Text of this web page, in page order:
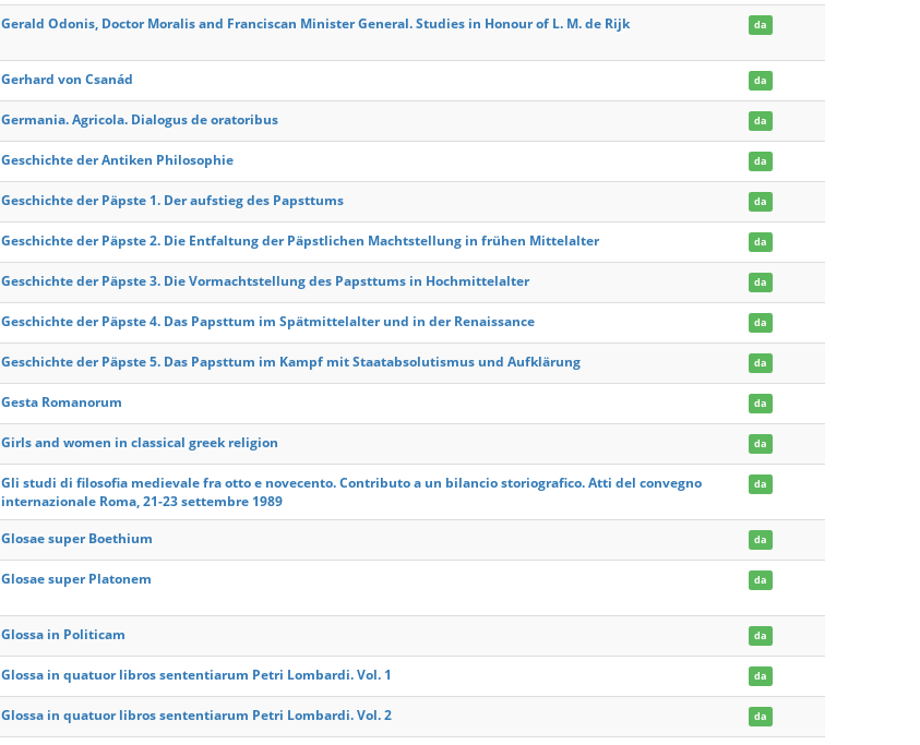
Gerald Odonis, Doctor Moralis and Franciscan Minister General. Studies in Honour of L. M. de Rijk da
Gerhard von Csanád da
Germania. Agricola. Dialogus de oratoribus da
Geschichte der Antiken Philosophie da
Geschichte der Päpste 1. Der aufstieg des Papsttums da
Geschichte der Päpste 2. Die Entfaltung der Päpstlichen Machtstellung in frühen Mittelalter da
Geschichte der Päpste 3. Die Vormachtstellung des Papsttums in Hochmittelalter da
Geschichte der Päpste 4. Das Papsttum im Spätmittelalter und in der Renaissance da
Geschichte der Päpste 5. Das Papsttum im Kampf mit Staatabsolutismus und Aufklärung da
Gesta Romanorum da
Girls and women in classical greek religion da
Gli studi di filosofia medievale fra otto e novecento. Contributo a un bilancio storiografico. Atti del convegno
internazionale Roma, 21-23 settembre 1989
da
Glosae super Boethium da
Glosae super Platonem da
Glossa in Politicam da
Glossa in quatuor libros sententiarum Petri Lombardi. Vol. 1 da
Glossa in quatuor libros sententiarum Petri Lombardi. Vol. 2 da